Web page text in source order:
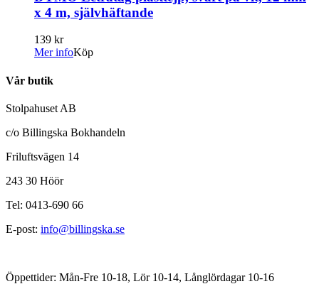
x 4 m, självhäftande
139 kr
Mer infoKöp
Vår butik
Stolpahuset AB
c/o Billingska Bokhandeln
Friluftsvägen 14
243 30 Höör
Tel: 0413-690 66
E-post: info@billingska.se
Öppettider: Mån-Fre 10-18, Lör 10-14, Långlördagar 10-16